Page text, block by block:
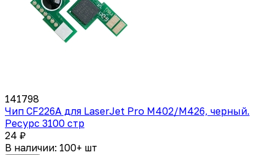
141798
Чип CF226A для LaserJet Pro M402/M426, черный.
Ресурс 3100 стр
24 ₽
В наличии: 100+ шт